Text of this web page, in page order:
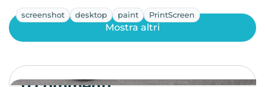
screenshot desktop paint PrintScreen
Mostra altri